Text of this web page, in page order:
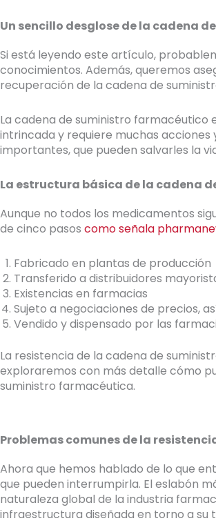
Un sencillo desglose de la cadena
Si está leyendo este artículo,
conocimientos. Además, queremos
recuperación de la cadena de
La cadena de suministro
intrincada y requiere muchas
importantes, que pueden salvarles la
La estructura básica de la cadena
Aunque no todos los medicamentos
de cinco pasos como señala
Fabricado en plantas de producción
Transferido a distribuidores
Existencias en farmacias
Sujeto a negociaciones de precios,
Vendido y dispensado por las
La resistencia de la cadena de
exploraremos con más detalle cómo
suministro farmacéutica.
Problemas comunes de la
Ahora que hemos hablado de lo que
que pueden interrumpirla. El eslabón
naturaleza global de la industria
infraestructura diseñada en torno a su